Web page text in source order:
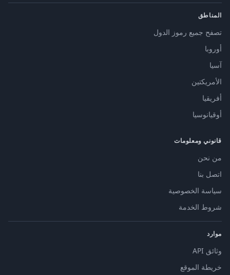
المناطق
تصفح جميع رموز الدول
أوروبا
آسيا
الأمريكتين
أفريقيا
أوقيانوسيا
قانوني ومعلومات
من نحن
اتصل بنا
سياسة الخصوصية
شروط الخدمة
موارد
وثائق API
خريطة الموقع